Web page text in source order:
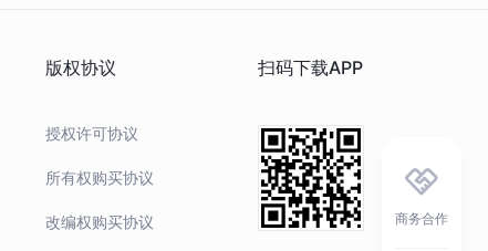
版权协议
授权许可协议
所有权购买协议
改编权购买协议
扫码下载APP
商务合作